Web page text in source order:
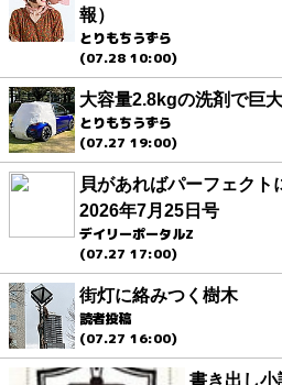
報）
とりもちうずら
(07.28 10:00)
大容量2.8kgの洗剤で巨
とりもちうずら
(07.27 19:00)
貝があればパーフェクト
2026年7月25日号
デイリーポータルZ
(07.27 17:00)
街灯に絡みつく樹木
読者投稿
(07.27 16:00)
書き出し